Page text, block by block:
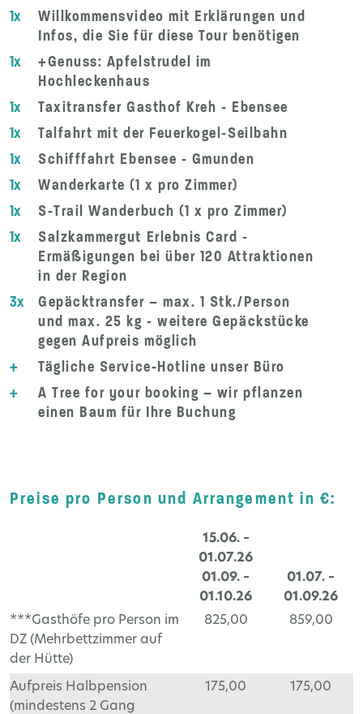
1x
Willkommensvideo mit Erklärungen und
Infos, die Sie für diese Tour benötigen
1x
+Genuss: Apfelstrudel im
Hochleckenhaus
1x
Taxitransfer Gasthof Kreh - Ebensee
1x
Talfahrt mit der Feuerkogel-Seilbahn
1x
Schifffahrt Ebensee - Gmunden
1x
Wanderkarte (1 x pro Zimmer)
1x
S-Trail Wanderbuch (1 x pro Zimmer)
1x
Salzkammergut Erlebnis Card -
Ermäßigungen bei über 120 Attraktionen
in der Region
3x
Gepäcktransfer – max. 1 Stk./Person
und max. 25 kg - weitere Gepäckstücke
gegen Aufpreis möglich
+
Tägliche Service-Hotline unser Büro
+
A Tree for your booking – wir pflanzen
einen Baum für Ihre Buchung
Preise pro Person und Arrangement in €:
15.06. –
01.07.26
01.09. –
01.10.26
01.07. –
01.09.26
***Gasthöfe pro Person im
DZ (Mehrbettzimmer auf
der Hütte)
825,00 859,00
Aufpreis Halbpension
(mindestens 2 Gang
175,00 175,00